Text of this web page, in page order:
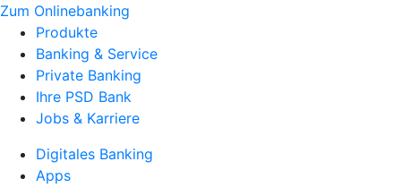
Zum Onlinebanking
Produkte
Banking & Service
Private Banking
Ihre PSD Bank
Jobs & Karriere
Digitales Banking
Apps